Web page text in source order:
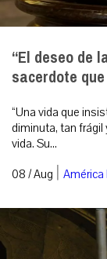
“El deseo de
sacerdote
“Una vida que
diminuta, tan frágil
vida. Su...
08 / Aug | América